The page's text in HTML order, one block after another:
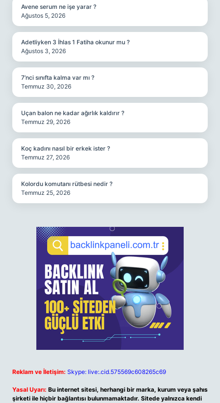
Avene serum ne işe yarar ?
Ağustos 5, 2026
Adetliyken 3 İhlas 1 Fatiha okunur mu ?
Ağustos 3, 2026
7’nci sınıfta kalma var mı ?
Temmuz 30, 2026
Uçan balon ne kadar ağırlık kaldırır ?
Temmuz 29, 2026
Koç kadını nasıl bir erkek ister ?
Temmuz 27, 2026
Kolordu komutanı rütbesi nedir ?
Temmuz 25, 2026
Reklam ve İletişim: Skype: live:.cid.575569c608265c69
Yasal Uyarı: Bu internet sitesi, herhangi bir marka, kurum veya şahıs
şirketi ile hiçbir bağlantısı bulunmamaktadır. Sitede yalnızca kendi